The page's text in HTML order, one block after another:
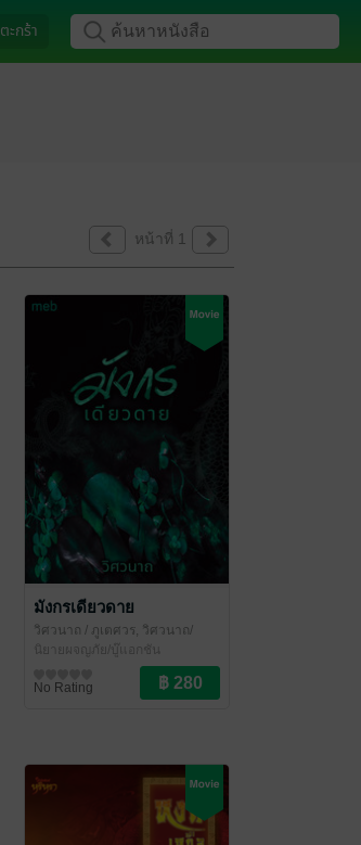
ตะกร้า
หน้าที่ 1
มังกรเดียวดาย
วิศวนาถ / ภูเตศวร, วิศวนาถ/
สำนักพิมพ์หริหรา
นิยายผจญภัย/บู๊แอกชัน
No Rating